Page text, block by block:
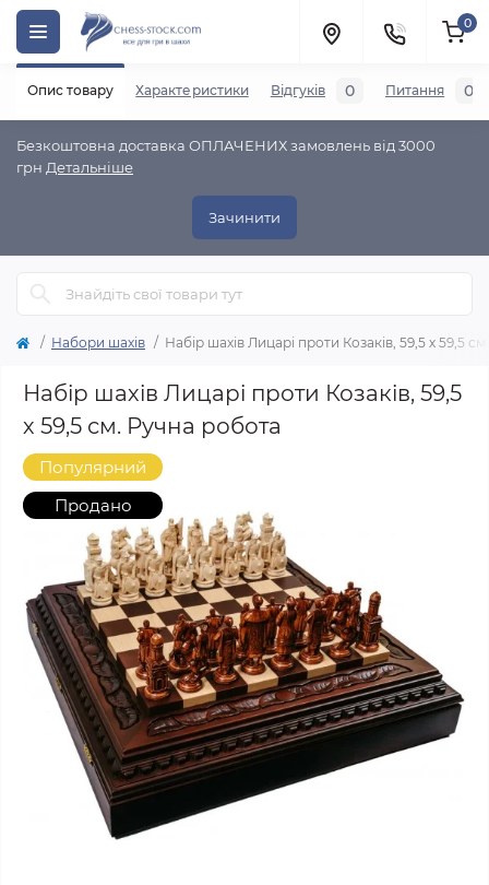
Безкоштовна доставка ОПЛАЧЕНИХ замовлень від 3000
грн Детальніше
Зачинити
0
Набори шахів Набір шахів Лицарі проти Козаків, 59,5 х 59,5
Набір шахів Лицарі проти Козаків, 59,5
х 59,5 см. Ручна робота
Популярний
Продано
Опис товару Характеристики Відгуків 0 Питання 0